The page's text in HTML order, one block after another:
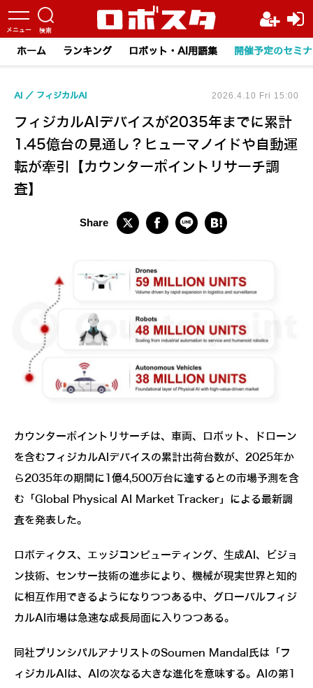
ホーム ランキング ロボット・AI用語集 開催予定のセミ
フィジカルAIデバイスが2035年までに累計
1.45億台の見通し？ヒューマノイドや自動運
転が牽引【カウンターポイントリサーチ調
査】
AI フィジカルAI 2026.4.10 Fri 15:00
カウンターポイントリサーチは、車両、ロボット、ドローン
を含むフィジカルAIデバイスの累計出荷台数が、2025年か
ら2035年の期間に1億4,500万台に達するとの市場予測を含
む「Global Physical AI Market Tracker」による最新調
査を発表した。
ロボティクス、エッジコンピューティング、生成AI、ビジョ
ン技術、センサー技術の進歩により、機械が現実世界と知的
に相互作用できるようになりつつある中、グローバルフィジ
カルAI市場は急速な成長局面に入りつつある。
同社プリンシパルアナリストのSoumen Mandal氏は「フ
ィジカルAIは、AIの次なる大きな進化を意味する。AIの第1